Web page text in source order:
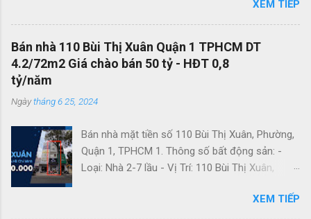
nhà mặt tiền ngang lớn kêu bán LH 0789896819
để xem nhà và sổ hồng
XEM TIẾP
Bán nhà 110 Bùi Thị Xuân Quận 1 TPHCM DT
4.2/72m2 Giá chào bán 50 tỷ - HĐT 0,8
tỷ/năm
Ngàytháng 6 25, 2024
Bán nhà mặt tiền số 110 Bùi Thị Xuân, Phường,
Quận 1, TPHCM 1. Thông số bất động sản: -
Loại: Nhà 2-7 lầu - Vị Trí: 110 Bùi Thị Xuân,
m² - Diện Tích Sàn: 314 m² - Kích Thước:XEM TIẾP